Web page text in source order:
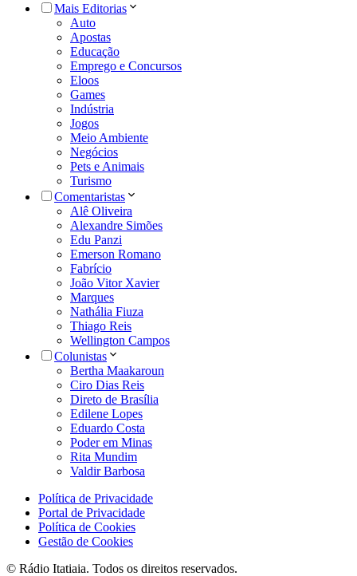
Mais Editorias
Auto
Apostas
Educação
Emprego e Concursos
Eloos
Games
Indústria
Jogos
Meio Ambiente
Negócios
Pets e Animais
Turismo
Comentaristas
Alê Oliveira
Alexandre Simões
Edu Panzi
Emerson Romano
Fabrício
João Vitor Xavier
Marques
Nathália Fiuza
Thiago Reis
Wellington Campos
Colunistas
Bertha Maakaroun
Ciro Dias Reis
Direto de Brasília
Edilene Lopes
Eduardo Costa
Poder em Minas
Rita Mundim
Valdir Barbosa
Política de Privacidade
Portal de Privacidade
Política de Cookies
Gestão de Cookies
© Rádio Itatiaia. Todos os direitos reservados.